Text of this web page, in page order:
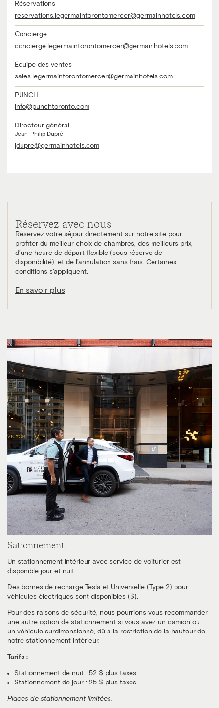
Réservations
reservations.legermaintorontomercer@germainhotels.com
Concierge
concierge.legermaintorontomercer@germainhotels.com
Équipe des ventes
sales.legermaintorontomercer@germainhotels.com
PUNCH
info@punchtoronto.com
Directeur général
Jean-Philip Dupré
jdupre@germainhotels.com
Réservez avec nous
Réservez votre séjour directement sur notre site pour
profiter du meilleur choix de chambres, des meilleurs prix,
d’une heure de départ flexible (sous réserve de
disponibilité), et de l’annulation sans frais. Certaines
conditions s'appliquent.
En savoir plus
Sationnement
Un stationnement intérieur avec service de voiturier est
disponible jour et nuit.
Des bornes de recharge Tesla et Universelle (Type 2) pour
véhicules électriques sont disponibles ($).
Pour des raisons de sécurité, nous pourrions vous recommander
une autre option de stationnement si vous avez un camion ou
un véhicule surdimensionné, dû à la restriction de la hauteur de
notre stationnement intérieur.
Tarifs :
Stationnement de nuit : 52 $ plus taxes
Stationnement de jour : 25 $ plus taxes
Places de stationnement limitées.